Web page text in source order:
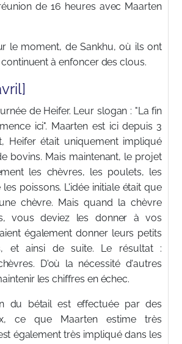
de 16 heures avec Maarten
le moment, de Sankhu, où ils ont
à enfoncer des clous.
de Heifer. Leur slogan : "La fin
ici". Maarten est ici depuis 3
Heifer était uniquement impliqué
bovins. Mais maintenant, le projet
les chèvres, les poulets, les
poissons. L'idée initiale était que
chèvre. Mais quand la chèvre
vous deviez les donner à vos
également donner leurs petits
et ainsi de suite. Le résultat :
D'où la nécessité d'autres
les chiffres en échec.
du bétail est effectuée par des
ce que Maarten estime très
également très impliqué dans les